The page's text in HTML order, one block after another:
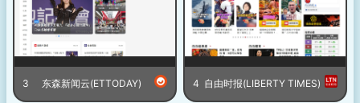
3 东森新闻云(ETTODAY) 4 自由时报(LIBERTY TIMES)